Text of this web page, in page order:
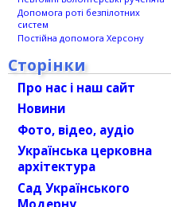
Допомога роті безпілотних
систем
Постійна допомога Херсону
Сторінки
Про нас і наш сайт
Новини
Фото, відео, аудіо
Українська церковна
архітектура
Сад Українського
Модерну